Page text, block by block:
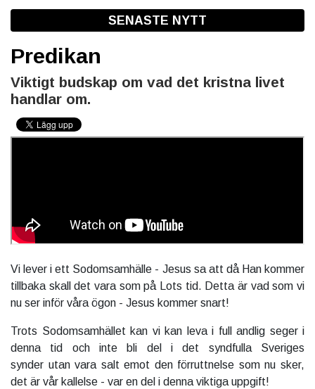
SENASTE NYTT
Predikan
Viktigt budskap om vad det kristna livet
handlar om.
Vi lever i ett Sodomsamhälle - Jesus sa att då Han kommer
tillbaka skall det vara som på Lots tid. Detta är vad som vi
nu ser inför våra ögon - Jesus kommer snart!
Trots Sodomsamhället kan vi kan leva i full andlig seger i
denna tid och inte bli del i det syndfulla Sveriges
synder utan vara salt emot den förruttnelse som nu sker,
det är vår kallelse - var en del i denna viktiga uppgift!